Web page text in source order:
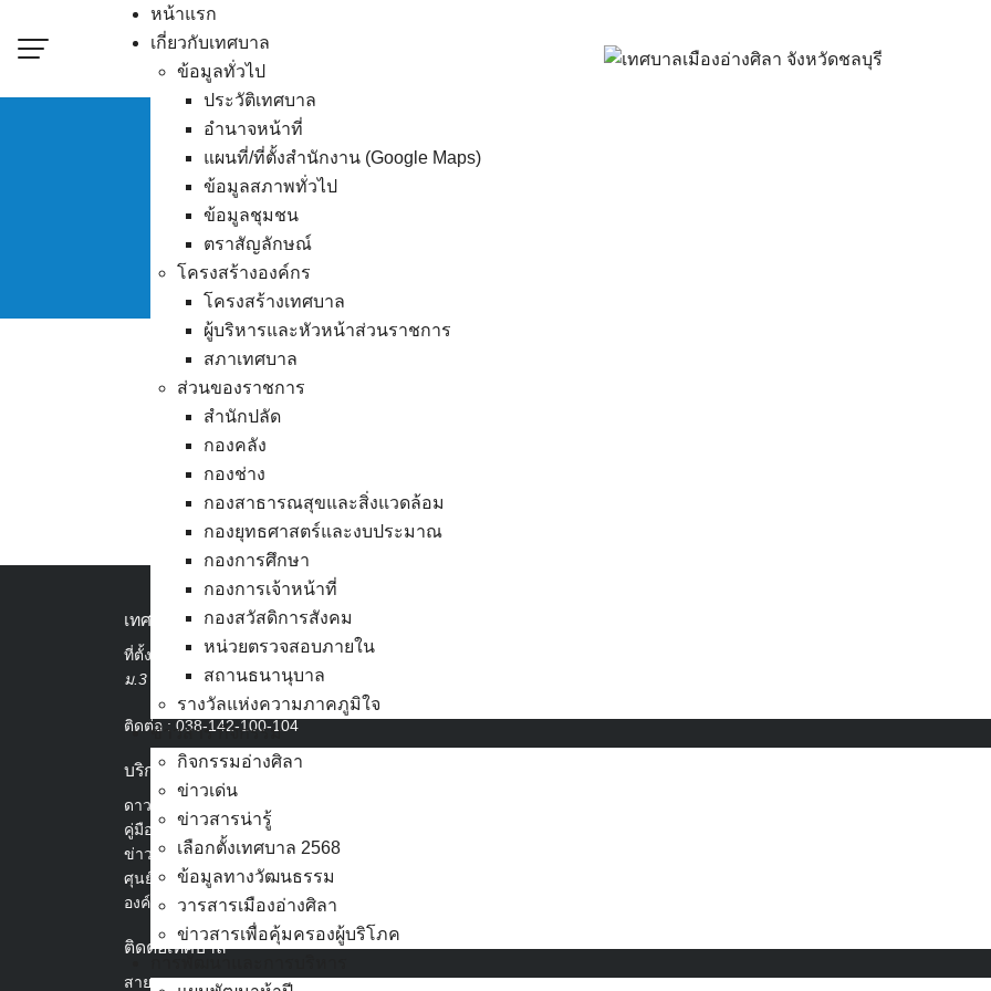
หน้าแรก
เกี่ยวกับเทศบาล
ข้อมูลทั่วไป
ประวัติเทศบาล
อำนาจหน้าที่
แผนที่/ที่ตั้งสำนักงาน (Google Maps)
ข้อมูลสภาพทั่วไป
ข้อมูลชุมชน
ตราสัญลักษณ์
โครงสร้างองค์กร
โครงสร้างเทศบาล
ผู้บริหารและหัวหน้าส่วนราชการ
สภาเทศบาล
ส่วนของราชการ
สำนักปลัด
กองคลัง
กองช่าง
กองสาธารณสุขและสิ่งแวดล้อม
กองยุทธศาสตร์และงบประมาณ
กองการศึกษา
กองการเจ้าหน้าที่
กองสวัสดิการสังคม
หน่วยตรวจสอบภายใน
สถานธนานุบาล
รางวัลแห่งความภาคภูมิใจ
ข่าวสาร กิจกรรม
กิจกรรมอ่างศิลา
ข่าวเด่น
ข่าวสารน่ารู้
เลือกตั้งเทศบาล 2568
ข้อมูลทางวัฒนธรรม
วารสารเมืองอ่างศิลา
ข่าวสารเพื่อคุ้มครองผู้บริโภค
ประกาศผู้ชนะการเสนอราคา ซื้อวัสดุสำนักงาน หมึก
เทศบาลเมืองอ่างศิลา
ที่ตั้ง :
สำนักงานเทศบาลเมืองอ่างศิลา 90/338
ม.3 ต.เสม็ด อ.เมือง จ.ชลบุรี 20000
ติดต่อ : 038-142-100-104
บริการประชาชน
ดาวน์โหลดแบบฟอร์ม, เอกสาร
คู่มือสำหรับประชาชน/คู่มือการปฏิบัติงาน
ข่าวสารน่ารู้
ศุนย์ข้อมูลข่าวสารอิเล็กทรอนิกส์
องค์ความรู้ (Knowledge Management)
ติดต่อเทศบาล
สายตรงนายก